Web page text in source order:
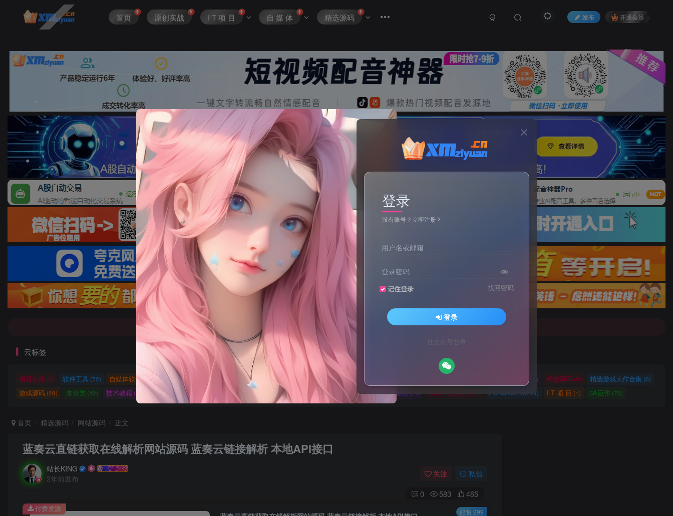
首页 原创实战 I T 项 目 自 媒 体 精选源码 发布 开通会员
文案不会提取也不会写？八哥来帮忙！
7-9折！等多家顶流配音软件[配音神器Pro]-[配音鹅]-[南瓜配音]-[魔音工坊]-[逗哥配音]戳这里查看详情！
文案不会提取也不会写？八哥来帮忙！
7-9折！等多家顶流配音软件[配音神器Pro]-[配音鹅]-[南瓜配音]-[魔音工坊]-[逗哥配音]戳这里查看详情！
云标签
项目实操 (5) 软件工具(72) 自媒体软件(27) 自媒体素材 自媒体教程(9) 自媒体 (1) 羊毛技巧 (2) 网页代码 网站建设(2) 精选源码 (2) 精选游戏大作合集 (0)
游戏源码 (28) 未分类(42) 技术教程 (5) 技术教程(27) 小程序源码 (184) 原创实战 (5) 卡密账号 (6) 主题美化(0) Zibll美化 (21) Switch游戏(2872) PC GAME (5219) I T 项 目 (1) 3A巨作(70)
首页 精选源码 网站源码 正文
蓝奏云直链获取在线解析网站源码 蓝奏云链接解析 本地API接口
站长KING
2年前发布
关注 私信
0 583 465
付费资源 已售 299
登录
没有账号？立即注册
用户名或邮箱
登录密码
记住登录 找回密码
登录
社交账号登录